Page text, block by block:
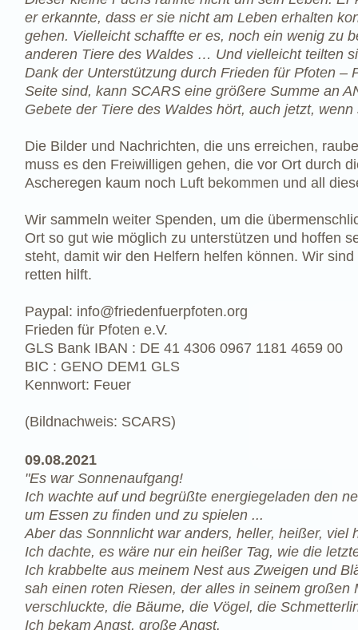
er erkannte, dass er sie nicht am Leben erhalten
gehen. Vielleicht schaffte er es, noch ein wenig zu
anderen Tiere des Waldes … Und vielleicht teilten
Dank der Unterstützung durch Frieden für Pfoten
Seite sind, kann SCARS eine größere Summe an
Gebete der Tiere des Waldes hört, auch jetzt,
Die Bilder und Nachrichten, die uns erreichen,
muss es den Freiwilligen gehen, die vor Ort durch
Ascheregen kaum noch Luft bekommen und all
Wir sammeln weiter Spenden, um die
Ort so gut wie möglich zu unterstützen und hoffen
steht, damit wir den Helfern helfen können. Wir
retten hilft.
Paypal: info@friedenfuerpfoten.org
Frieden für Pfoten e.V.
GLS Bank IBAN : DE 41 4306 0967 1181 4659 00
BIC : GENO DEM1 GLS
Kennwort: Feuer
(Bildnachweis: SCARS)
09.08.2021
"Es war Sonnenaufgang!
Ich wachte auf und begrüßte energiegeladen den
um Essen zu finden und zu spielen ...
Aber das Sonnnlicht war anders, heller, heißer, viel
Ich dachte, es wäre nur ein heißer Tag, wie die
Ich krabbelte aus meinem Nest aus Zweigen und
sah einen roten Riesen, der alles in seinem großen
verschluckte, die Bäume, die Vögel, die
Ich bekam Angst, große Angst.